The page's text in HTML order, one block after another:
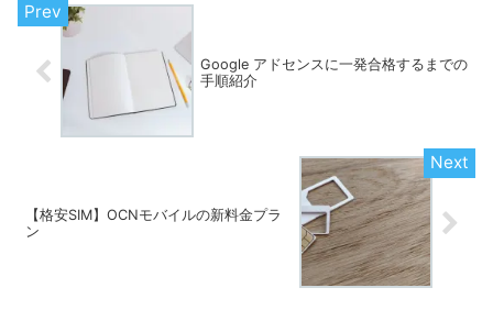
Google アドセンスに一発合格するまでの
手順紹介
【格安SIM】OCNモバイルの新料金プラ
ン